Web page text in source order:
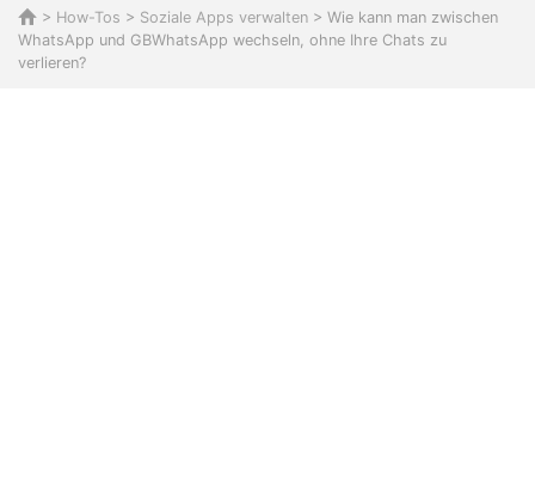
> How-Tos > Soziale Apps verwalten > Wie kann man zwischen
WhatsApp und GBWhatsApp wechseln, ohne Ihre Chats zu
verlieren?